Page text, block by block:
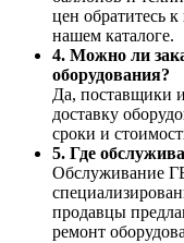
цен обратитесь
нашем каталоге.
4. Можно ли
оборудования?
Да, поставщики
доставку
сроки и
5. Где
Обслуживание
продавцы
ремонт